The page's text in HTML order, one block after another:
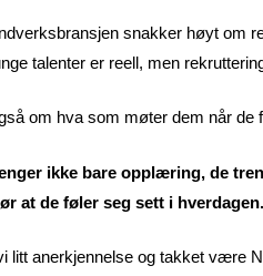
snakker høyt om
talenter er reell, men
om hva som møter dem når de
ikke bare opplæring, de
at de føler seg sett i hverdagen.
litt anerkjennelse og takket være